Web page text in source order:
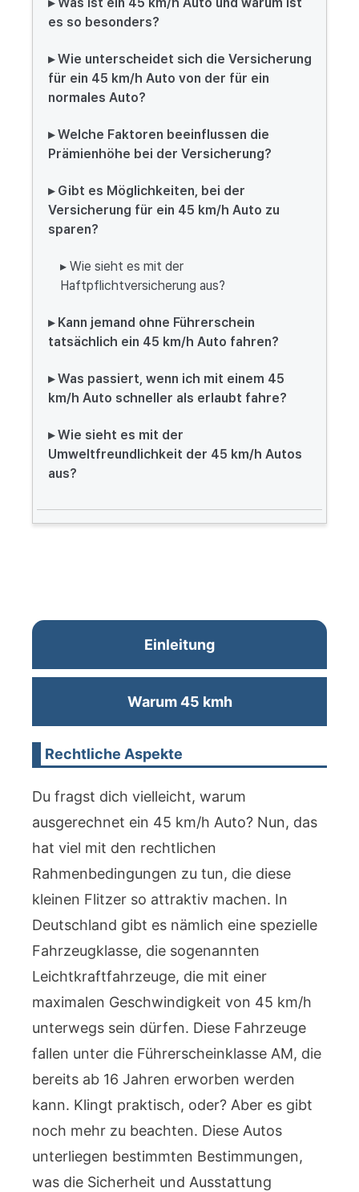
es so besonders?
▸ Wie unterscheidet sich die Versicherung
für ein 45 km/h Auto von der für ein
normales Auto?
▸ Welche Faktoren beeinflussen die
Prämienhöhe bei der Versicherung?
▸ Gibt es Möglichkeiten, bei der
Versicherung für ein 45 km/h Auto zu
sparen?
▸ Wie sieht es mit der
Haftpflichtversicherung aus?
▸ Kann jemand ohne Führerschein
tatsächlich ein 45 km/h Auto fahren?
▸ Was passiert, wenn ich mit einem 45
km/h Auto schneller als erlaubt fahre?
▸ Wie sieht es mit der
Umweltfreundlichkeit der 45 km/h Autos
aus?
Einleitung
Warum 45 kmh
Rechtliche Aspekte
Du fragst dich vielleicht, warum
ausgerechnet ein 45 km/h Auto? Nun, das
hat viel mit den rechtlichen
Rahmenbedingungen zu tun, die diese
kleinen Flitzer so attraktiv machen. In
Deutschland gibt es nämlich eine spezielle
Fahrzeugklasse, die sogenannten
Leichtkraftfahrzeuge, die mit einer
maximalen Geschwindigkeit von 45 km/h
unterwegs sein dürfen. Diese Fahrzeuge
fallen unter die Führerscheinklasse AM, die
bereits ab 16 Jahren erworben werden
kann. Klingt praktisch, oder? Aber es gibt
noch mehr zu beachten. Diese Autos
unterliegen bestimmten Bestimmungen,
was die Sicherheit und Ausstattung